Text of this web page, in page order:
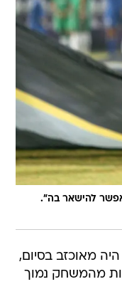
להישאר בה".
מאוכזב בסיום,
מהמשחק נמוך